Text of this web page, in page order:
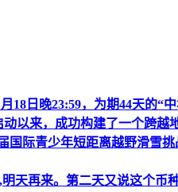
18日晚23:59，为期44天的“
以来，成功构建了一个跨越
国际青少年短距离越野滑雪
天再来。第二天又说这个币